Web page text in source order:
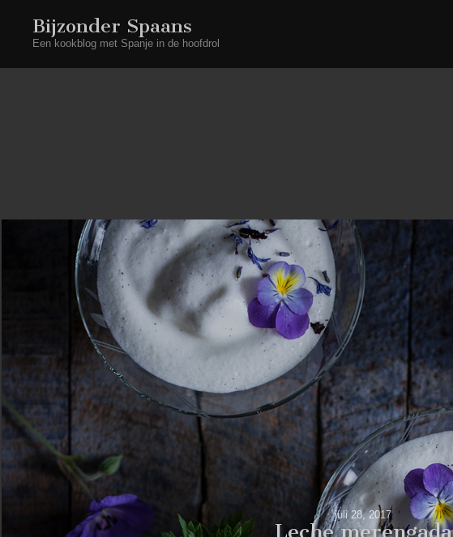
Bijzonder Spaans
Een kookblog met Spanje in de hoofdrol
juli 28, 2017
Leche merengada